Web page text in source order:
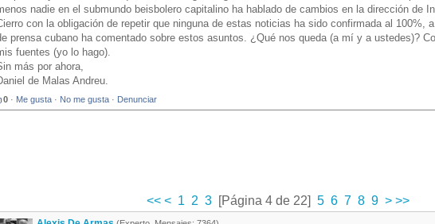
nadie en el submundo beisbolero capitalino ha hablado de cambios en la dirección de
con la obligación de repetir que ninguna de estas noticias ha sido confirmada al 100%,
prensa cubano ha comentado sobre estos asuntos. ¿Qué nos queda (a mí y a ustedes)?
fuentes (yo lo hago).
más por ahora,
de Malas Andreu.
0 · Me gusta · No me gusta · Denunciar
<< < 1 2 3 [Página 4 de 22] 5 6 7 8 9 > >>